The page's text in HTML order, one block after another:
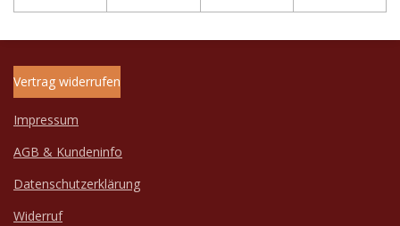
Vertrag widerrufen
Impressum
AGB & Kundeninfo
Datenschutzerklärung
Widerruf